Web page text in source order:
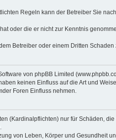
Regeln kann der Betreiber Sie
oder die er nicht zur Kenntnis
Betreiber oder einem Dritten Schaden
von phpBB Limited
keinen Einfluss auf die Art und
Foren Einfluss nehmen.
(Kardinalpflichten) nur für Schäden,
von Leben, Körper und Gesundheit